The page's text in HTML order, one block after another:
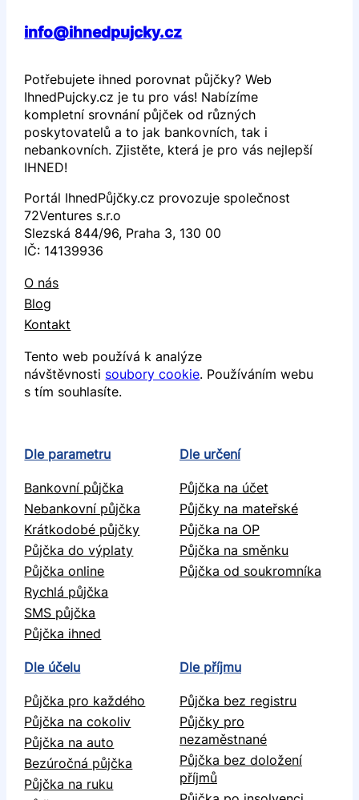
info@ihnedpujcky.cz
Potřebujete ihned porovnat půjčky? Web
IhnedPujcky.cz je tu pro vás! Nabízíme
kompletní srovnání půjček od různých
poskytovatelů a to jak bankovních, tak i
nebankovních. Zjistěte, která je pro vás nejlepší
IHNED!
Portál IhnedPůjčky.cz provozuje společnost
72Ventures s.r.o
Slezská 844/96, Praha 3, 130 00
IČ: 14139936
O nás
Blog
Kontakt
Tento web používá k analýze
návštěvnosti soubory cookie. Používáním webu
s tím souhlasíte.
Dle parametru
Bankovní půjčka
Nebankovní půjčka
Krátkodobé půjčky
Půjčka do výplaty
Půjčka online
Rychlá půjčka
SMS půjčka
Půjčka ihned
Dle určení
Půjčka na účet
Půjčky na mateřské
Půjčka na OP
Půjčka na směnku
Půjčka od soukromníka
Dle účelu
Půjčka pro každého
Půjčka na cokoliv
Půjčka na auto
Bezúročná půjčka
Půjčka na ruku
Dle příjmu
Půjčka bez registru
Půjčky pro
nezaměstnané
Půjčka bez doložení
příjmů